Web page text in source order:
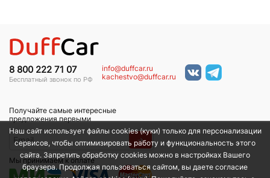
8 800 222 71 07
Бесплатный звонок по РФ
info@duffcar.ru
kachestvo@duffcar.ru
Получайте самые интересные
предложения первыми
→
Мы принимаем к оплате
Наш сайт использует файлы cookies (куки) только для персонализации
сервисов, чтобы оптимизировать работу и функциональность этого
сайта. Запретить обработку cookies можно в настройках Вашего
браузера. Продолжая пользоваться сайтом, вы даете согласие